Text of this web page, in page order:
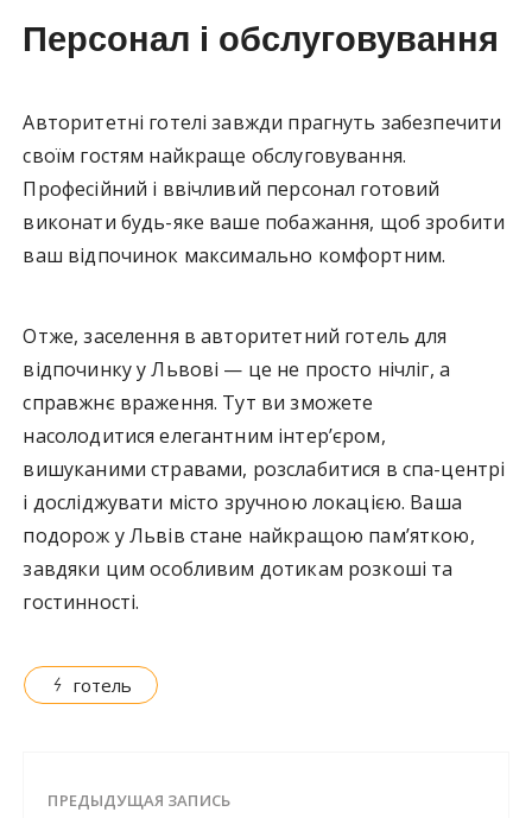
Персонал і обслуговування
Авторитетні готелі завжди прагнуть забезпечити
своїм гостям найкраще обслуговування.
Професійний і ввічливий персонал готовий
виконати будь-яке ваше побажання, щоб зробити
ваш відпочинок максимально комфортним.
Отже, заселення в авторитетний готель для
відпочинку у Львові — це не просто нічліг, а
справжнє враження. Тут ви зможете
насолодитися елегантним інтер’єром,
вишуканими стравами, розслабитися в спа-центрі
і досліджувати місто зручною локацією. Ваша
подорож у Львів стане найкращою пам’яткою,
завдяки цим особливим дотикам розкоші та
гостинності.
готель
ПРЕДЫДУЩАЯ ЗАПИСЬ